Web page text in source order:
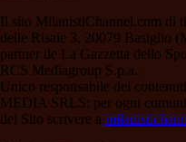
Il sito MilanistiChannel.com
delle Risaie 3, 20079 Basiglio
partner de La Gazzetta dello
RCS Mediagroup S.p.a..
Unico responsabile dei
MEDIA SRLS; per ogni
del Sito scrivere a